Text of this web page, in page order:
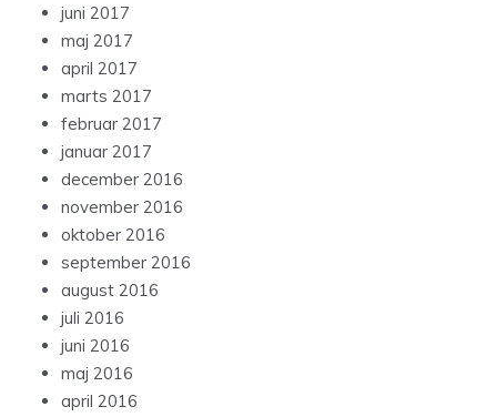
juni 2017
maj 2017
april 2017
marts 2017
februar 2017
januar 2017
december 2016
november 2016
oktober 2016
september 2016
august 2016
juli 2016
juni 2016
maj 2016
april 2016